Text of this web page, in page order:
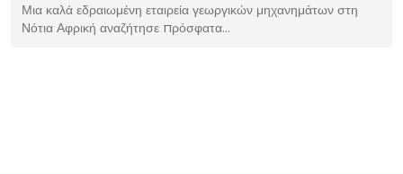
Μια καλά εδραιωμένη εταιρεία γεωργικών μηχανημάτων στη
Νότια Αφρική αναζήτησε πρόσφατα…